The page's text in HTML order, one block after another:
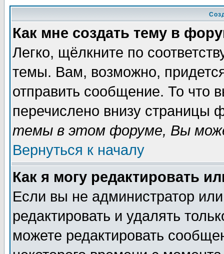
Как мне создать тему в
Легко, щёлкните по
темы. Вам, возможно,
отправить сообщение. То что
перечислено внизу страницы
темы в этом форуме, Вы
Вернуться к началу
Как я могу редактировать
Если вы не администратор
редактировать и удалять
можете редактировать